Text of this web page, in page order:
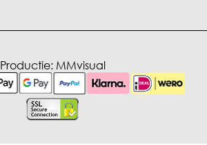
Productie: MMvisual